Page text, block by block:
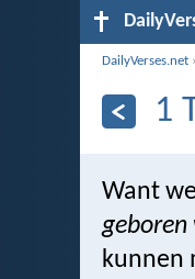
DailyVerses.net ›
1
Want
geboren
kunnen